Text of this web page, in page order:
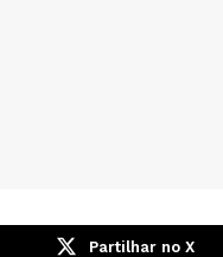
Partilhar no X